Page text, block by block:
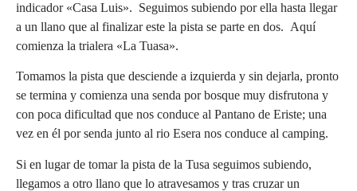
indicador «Casa Luis». Seguimos subiendo por ella hasta llegar
a un llano que al finalizar este la pista se parte en dos. Aquí
comienza la trialera «La Tuasa».
Tomamos la pista que desciende a izquierda y sin dejarla, pronto
se termina y comienza una senda por bosque muy disfrutona y
con poca dificultad que nos conduce al Pantano de Eriste; una
vez en él por senda junto al rio Esera nos conduce al camping.
Si en lugar de tomar la pista de la Tusa seguimos subiendo,
llegamos a otro llano que lo atravesamos y tras cruzar un